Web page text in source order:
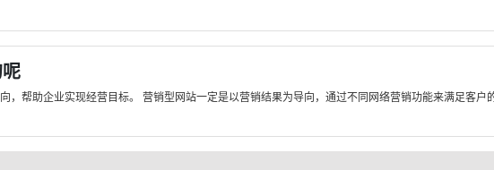
，帮助企业实现经营目标。 营销型网站一定是以营销结果为导向，通过不同网络营销功能来满足客户